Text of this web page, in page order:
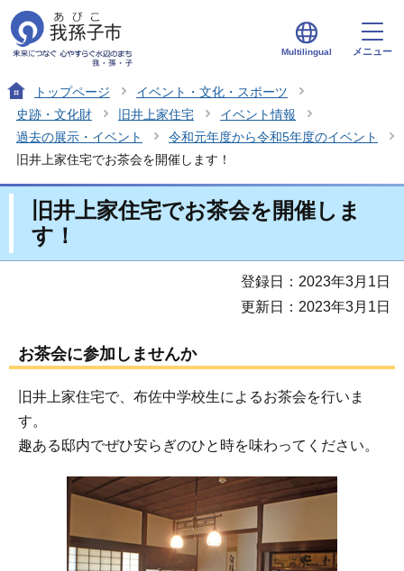
Multilingual メニュー
トップページ
イベント・文化・スポーツ
史跡・文化財
旧井上家住宅
イベント情報
過去の展示・イベント
令和元年度から令和5年度のイベント
旧井上家住宅でお茶会を開催します！
旧井上家住宅でお茶会を開催しま
す！
登録日：2023年3月1日
更新日：2023年3月1日
お茶会に参加しませんか
旧井上家住宅で、布佐中学校生によるお茶会を行いま
す。
趣ある邸内でぜひ安らぎのひと時を味わってください。